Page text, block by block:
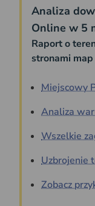
Analiza
Online w 5
Raport o
stronami
Miejscowy
Analiza
Wszelkie
Uzbrojenie
Zobacz